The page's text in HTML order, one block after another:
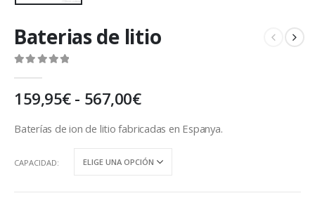
Baterias de litio
159,95€- 567,00€Rango
precios:
159,95€
567,00€
Baterías de ion de litio fabricadas en Espanya.
CAPACIDAD